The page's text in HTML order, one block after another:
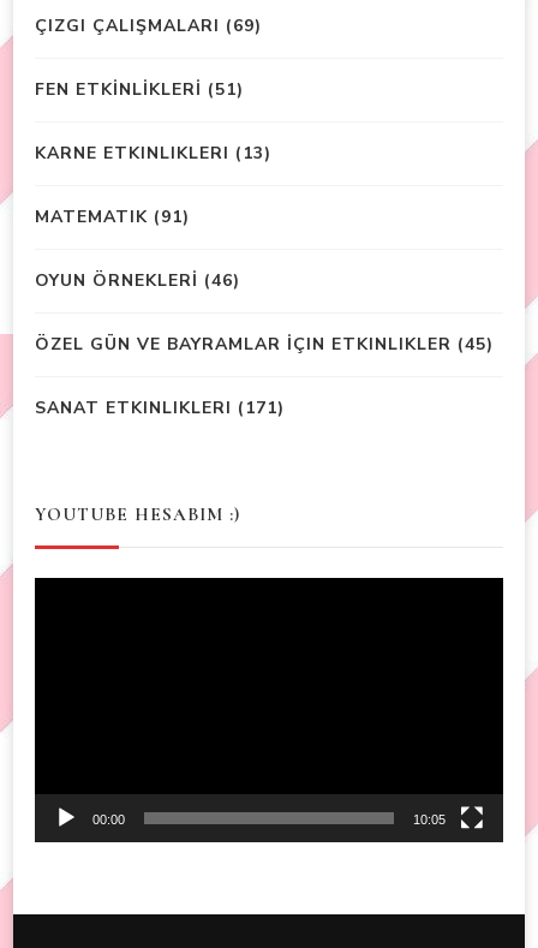
ÇIZGI ÇALIŞMALARI (69)
FEN ETKİNLİKLERİ (51)
KARNE ETKINLIKLERI (13)
MATEMATIK (91)
OYUN ÖRNEKLERİ (46)
ÖZEL GÜN VE BAYRAMLAR İÇIN ETKINLIKLER (45)
SANAT ETKINLIKLERI (171)
YOUTUBE HESABIM :)
00:00 10:05